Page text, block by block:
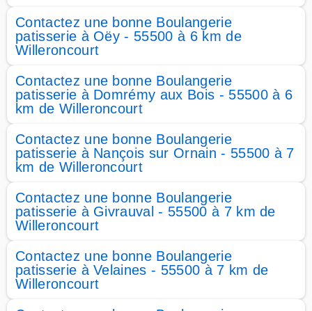
Contactez une bonne Boulangerie
patisserie à Oëy - 55500 à 6 km de
Willeroncourt
Contactez une bonne Boulangerie
patisserie à Domrémy aux Bois - 55500 à 6
km de Willeroncourt
Contactez une bonne Boulangerie
patisserie à Nançois sur Ornain - 55500 à 7
km de Willeroncourt
Contactez une bonne Boulangerie
patisserie à Givrauval - 55500 à 7 km de
Willeroncourt
Contactez une bonne Boulangerie
patisserie à Velaines - 55500 à 7 km de
Willeroncourt